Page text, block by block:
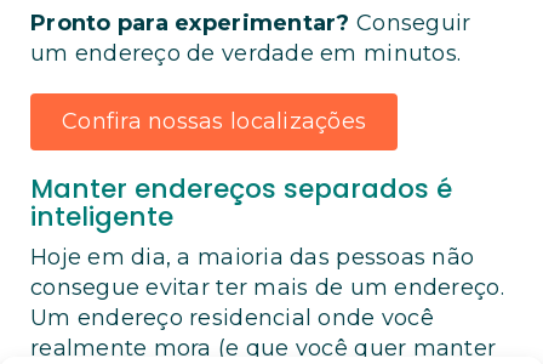
Pronto para experimentar? Conseguir
um endereço de verdade em minutos.
Confira nossas localizações
Manter endereços separados é
inteligente
Hoje em dia, a maioria das pessoas não
consegue evitar ter mais de um endereço.
Um endereço residencial onde você
realmente mora (e que você quer manter